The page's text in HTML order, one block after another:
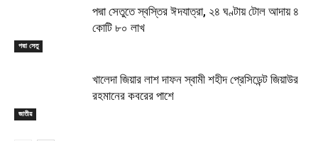
পদ্মা সেতু
পদ্মা সেতুতে স্বস্তির ঈদযাত্রা, ২৪ ঘণ্টায় টোল আদায় ৪
কোটি ৮০ লাখ
জাতীয়
খালেদা জিয়ার লাশ দাফন স্বামী শহীদ প্রেসিডেন্ট জিয়াউর
রহমানের কবরের পাশে